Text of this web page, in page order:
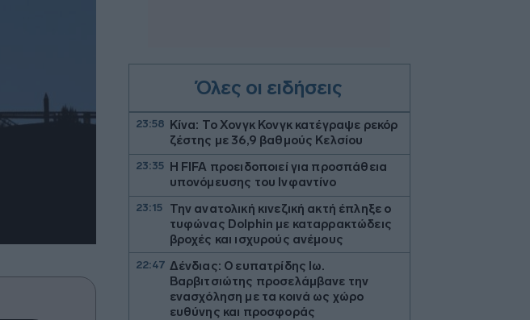
Όλες οι ειδήσεις
23:58
Κίνα: Το Χονγκ Κονγκ κατέγραψε ρεκόρ
ζέστης με 36,9 βαθμούς Κελσίου
23:35 Η FIFA προειδοποιεί για προσπάθεια
υπονόμευσης του Ινφαντίνο
23:15
Την ανατολική κινεζική ακτή έπληξε ο
τυφώνας Dolphin με καταρρακτώδεις
βροχές και ισχυρούς ανέμους
22:47 Δένδιας: Ο ευπατρίδης Ιω.
Βαρβιτσιώτης προσελάμβανε την
ενασχόληση με τα κοινά ως χώρο
ευθύνης και προσφοράς